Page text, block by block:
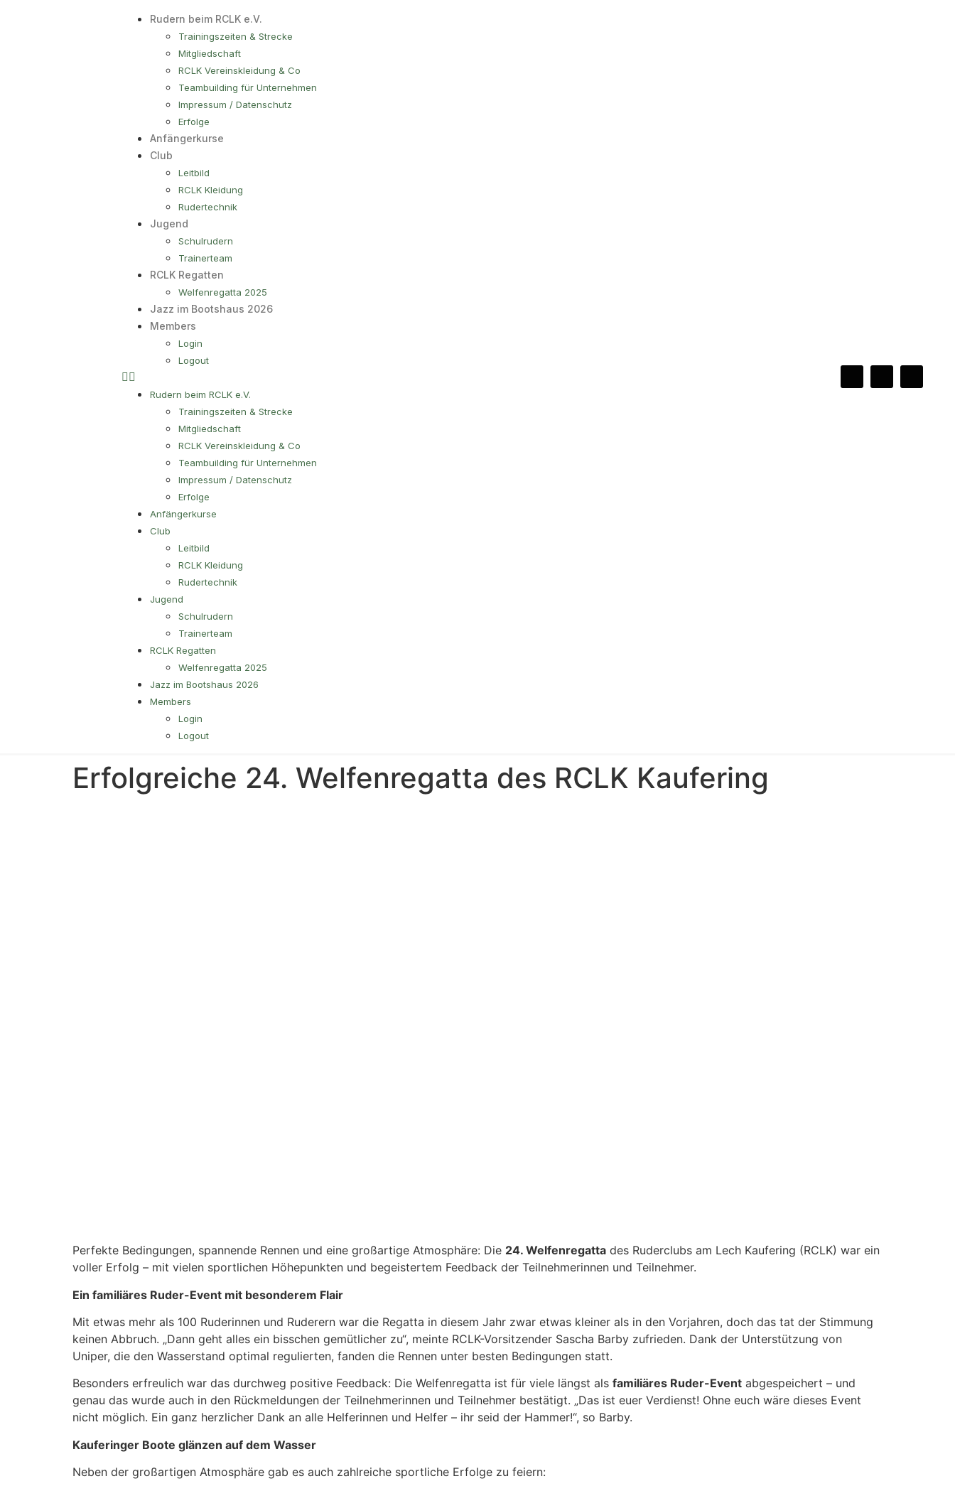
Rudern beim RCLK e.V.
Trainingszeiten & Strecke
Mitgliedschaft
RCLK Vereinskleidung & Co
Teambuilding für Unternehmen
Impressum / Datenschutz
Erfolge
Anfängerkurse
Club
Leitbild
RCLK Kleidung
Rudertechnik
Jugend
Schulrudern
Trainerteam
RCLK Regatten
Welfenregatta 2025
Jazz im Bootshaus 2026
Members
Login
Logout
Rudern beim RCLK e.V.
Trainingszeiten & Strecke
Mitgliedschaft
RCLK Vereinskleidung & Co
Teambuilding für Unternehmen
Impressum / Datenschutz
Erfolge
Anfängerkurse
Club
Leitbild
RCLK Kleidung
Rudertechnik
Jugend
Schulrudern
Trainerteam
RCLK Regatten
Welfenregatta 2025
Jazz im Bootshaus 2026
Members
Login
Logout
Erfolgreiche 24. Welfenregatta des RCLK Kaufering
Perfekte Bedingungen, spannende Rennen und eine großartige Atmosphäre: Die 24. Welfenregatta des Ruderclubs am Lech Kaufering (RCLK) war ein
voller Erfolg – mit vielen sportlichen Höhepunkten und begeistertem Feedback der Teilnehmerinnen und Teilnehmer.
Ein familiäres Ruder-Event mit besonderem Flair
Mit etwas mehr als 100 Ruderinnen und Ruderern war die Regatta in diesem Jahr zwar etwas kleiner als in den Vorjahren, doch das tat der Stimmung
keinen Abbruch. „Dann geht alles ein bisschen gemütlicher zu“, meinte RCLK-Vorsitzender Sascha Barby zufrieden. Dank der Unterstützung von
Uniper, die den Wasserstand optimal regulierten, fanden die Rennen unter besten Bedingungen statt.
Besonders erfreulich war das durchweg positive Feedback: Die Welfenregatta ist für viele längst als familiäres Ruder-Event abgespeichert – und
genau das wurde auch in den Rückmeldungen der Teilnehmerinnen und Teilnehmer bestätigt. „Das ist euer Verdienst! Ohne euch wäre dieses Event
nicht möglich. Ein ganz herzlicher Dank an alle Helferinnen und Helfer – ihr seid der Hammer!“, so Barby.
Kauferinger Boote glänzen auf dem Wasser
Neben der großartigen Atmosphäre gab es auch zahlreiche sportliche Erfolge zu feiern: